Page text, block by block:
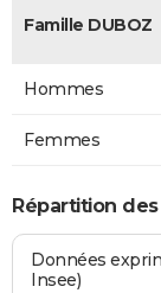
Famille DUBOZ
Hommes
Femmes
Répartition
Données
Insee)